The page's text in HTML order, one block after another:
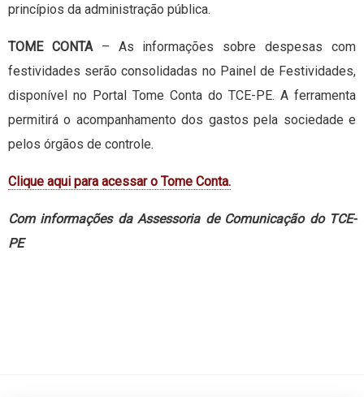
princípios da administração pública.
TOME CONTA– As informações sobre despesas com
festividades serão consolidadas no Painel de Festividades,
disponível no Portal Tome Conta do TCE-PE. A ferramenta
permitirá o acompanhamento dos gastos pela sociedade e
pelos órgãos de controle.
Clique aqui para acessar o Tome Conta.
Com informações da Assessoria de Comunicação do TCE-
PE